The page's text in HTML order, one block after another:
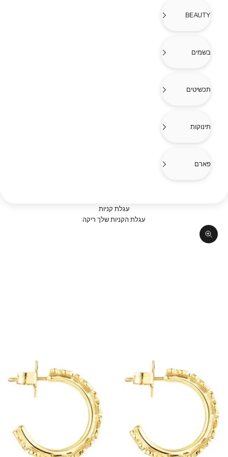
BEAUTY
בשמים
תכשיטים
תינוקות
פארם
עגלת קניות
עגלת הקניות שלך ריקה
תקריב